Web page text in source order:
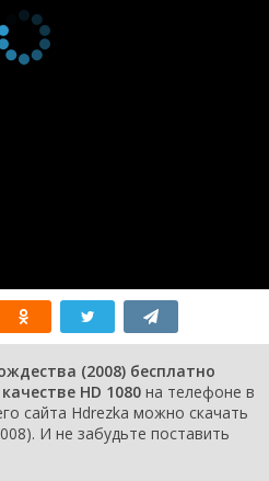
(2008) бесплатно
HD 1080 на телефоне в
сайта Hdrezka можно скачать
И не забудьте поставить